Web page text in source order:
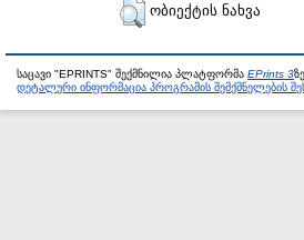
ობიექტის ნახვა
საცავი "EPRINTS" შექმნილია პლატფორმა EPrints 3
დეტალური ინფორმაცია პროგრამის შემქმნელების